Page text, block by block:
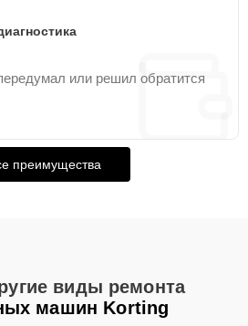
или решил обратится
преимущества
виды ремонта
машин Korting